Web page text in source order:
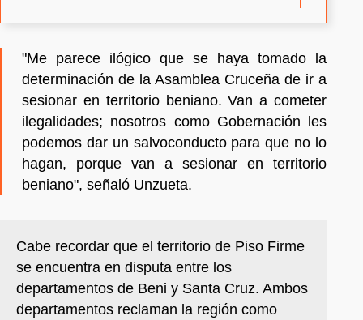
"Me parece ilógico que se haya tomado la
determinación de la Asamblea Cruceña de ir a
sesionar en territorio beniano. Van a cometer
ilegalidades; nosotros como Gobernación les
podemos dar un salvoconducto para que no lo
hagan, porque van a sesionar en territorio
beniano", señaló Unzueta.
Cabe recordar que el territorio de Piso Firme
se encuentra en disputa entre los
departamentos de Beni y Santa Cruz. Ambos
departamentos reclaman la región como